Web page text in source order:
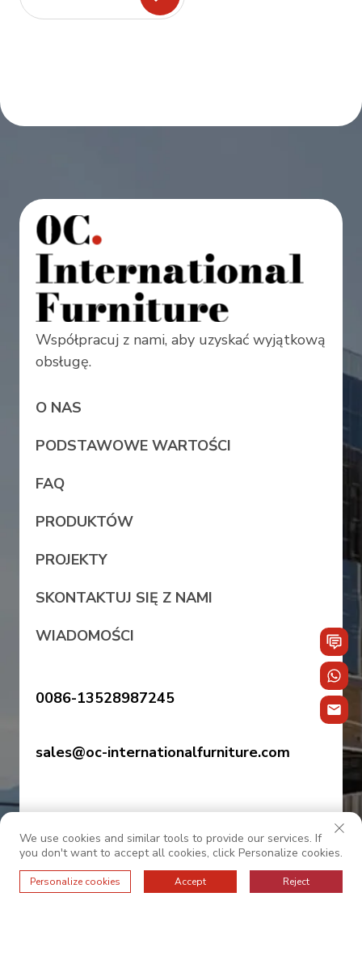
Współpracuj z nami, aby uzyskać wyjątkową
obsługę.
O NAS
PODSTAWOWE WARTOŚCI
FAQ
PRODUKTÓW
PROJEKTY
SKONTAKTUJ SIĘ Z NAMI
WIADOMOŚCI
0086-13528987245
sales@oc-internationalfurniture.com
We use cookies and similar tools to provide our services. If
you don't want to accept all cookies, click Personalize cookies.
Personalize cookies Accept Reject